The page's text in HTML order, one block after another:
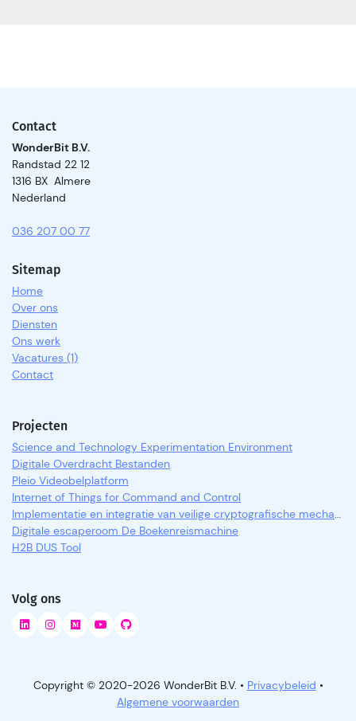
Contact
WonderBit B.V.
Randstad 22 12
1316 BX Almere
Nederland
036 207 00 77
Sitemap
Home
Over ons
Diensten
Ons werk
Vacatures (1)
Contact
Projecten
Science and Technology Experimentation Environment
Digitale Overdracht Bestanden
Pleio Videobelplatform
Internet of Things for Command and Control
Implementatie en integratie van veilige cryptografische mechanismen
Digitale escaperoom De Boekenreismachine
H2B DUS Tool
Volg ons
Copyright © 2020-2026 WonderBit B.V. • Privacybeleid •
Algemene voorwaarden